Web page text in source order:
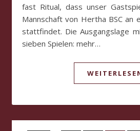
fast Ritual, dass unser
Mannschaft von Hertha BSC an
stattfindet. Die Ausgangslage
sieben Spielen: mehr…